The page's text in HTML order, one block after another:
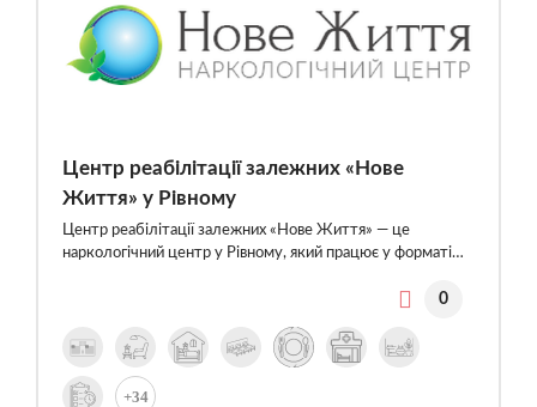
Центр реабілітації залежних «Нове
Життя» у Рівному
Центр реабілітації залежних «Нове Життя» — це
наркологічний центр у Рівному, який працює у форматі…
0
+34